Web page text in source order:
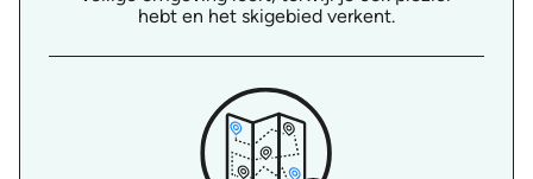
hebt en het skigebied verkent.